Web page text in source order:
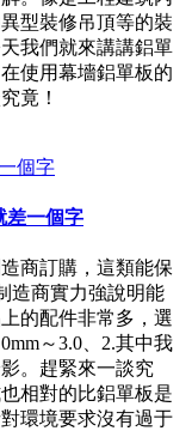
型裝修吊頂等的裝
我們就來講講鋁單
使用幕墻鋁單板的
竟！
差一個字
商訂購，這類能保
造商實力強說明能
的配件非常多，選
～3.0、2.其中我
。趕緊來一談究
相對的比鋁單板是
環境要求沒有過于